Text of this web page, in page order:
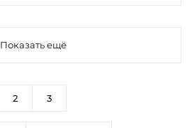
Показать ещё
2 3